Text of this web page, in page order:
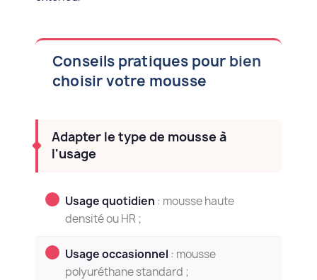
Conseils pratiques pour bien
choisir votre mousse
Adapter le type de mousse à
l'usage
Usage quotidien : mousse haute
densité ou HR ;
Usage occasionnel : mousse
polyuréthane standard ;